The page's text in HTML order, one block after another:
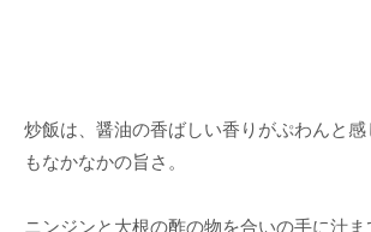
炒飯は、醤油の香ばしい香りがぷわんと感
もなかなかの旨さ。
ニンジンと大根の酢の物を合いの手に汁ま